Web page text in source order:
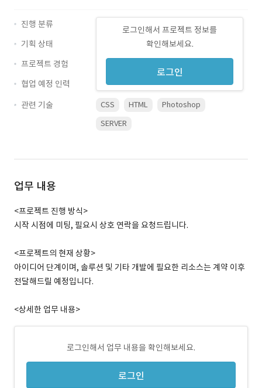
로그인해서 프로젝트 정보를
확인해보세요.
로그인
진행 분류
기획 상태
프로젝트 경험
협업 예정 인력
관련 기술
CSS HTML
Photoshop
SERVER
업무 내용
<프로젝트 진행 방식>
시작 시점에 미팅, 필요시 상호 연락을 요청드립니다.
<프로젝트의 현재 상황>
아이디어 단계이며, 솔루션 및 기타 개발에 필요한 리소스는 계약 이후
전달해드릴 예정입니다.
<상세한 업무 내용>
로그인해서 업무 내용을 확인해보세요.
로그인